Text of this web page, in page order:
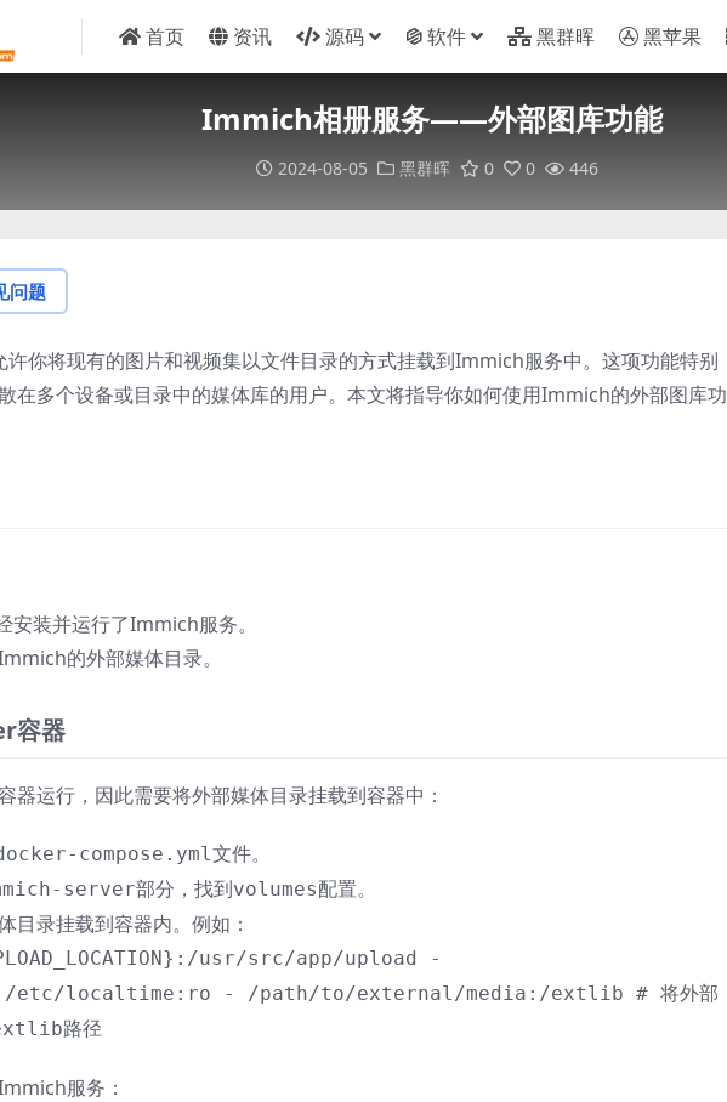
首页 资讯 源码 软件 黑群晖 黑苹果
Immich相册服务——外部图库功能
2024-08-05 黑群晖 0 0 446
问题
你将现有的图片和视频集以文件目录的方式挂载到Immich服务中。这项功能特别
在多个设备或目录中的媒体库的用户。本文将指导你如何使用Immich的外部图库功
安装并运行了Immich服务。
的外部媒体目录。
容器
运行，因此需要将外部媒体目录挂载到容器中：
compose.yml文件。
server部分，找到volumes配置。
目录挂载到容器内。例如：
usr/src/app/upload -
localtime:ro - /path/to/external/media:/extlib # 将外部
extlib路径
服务：